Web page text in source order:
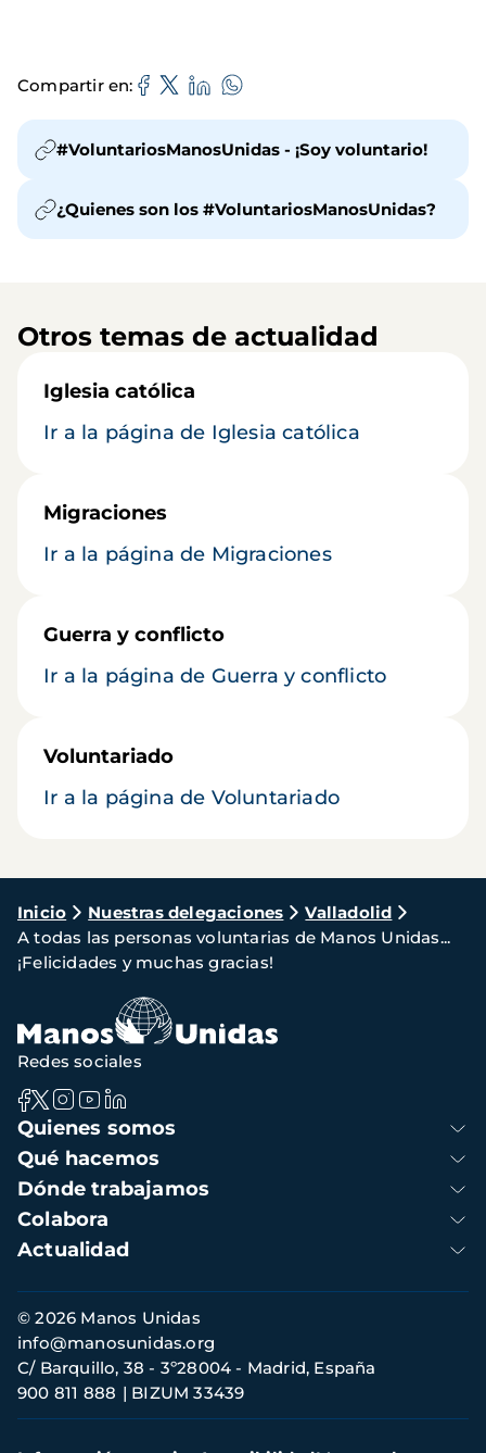
Compartir en
#VoluntariosManosUnidas - ¡Soy voluntario!
¿Quienes son los #VoluntariosManosUnidas?
Otros temas de actualidad
Iglesia católica
Ir a la página de Iglesia católica
Migraciones
Ir a la página de Migraciones
Guerra y conflicto
Ir a la página de Guerra y conflicto
Voluntariado
Ir a la página de Voluntariado
Ruta
de
navegación
Inicio Nuestras delegaciones
Valladolid
A todas las personas voluntarias de Manos Unidas...
¡Felicidades y muchas gracias!
Navegación
principal
Quienes somos
Qué hacemos
Dónde trabajamos
Colabora
Actualidad
Redes sociales
Información
de
contacto
© 2026 Manos Unidas
C/ Barquillo, 38 - 3º28004 - Madrid, España
900 811 888
BIZUM 33439
info@manosunidas.org